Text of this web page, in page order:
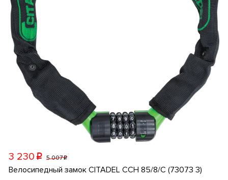
3 230 p 5 007p
Велосипедный замок CITADEL CCH 85/8/C (73073 3)